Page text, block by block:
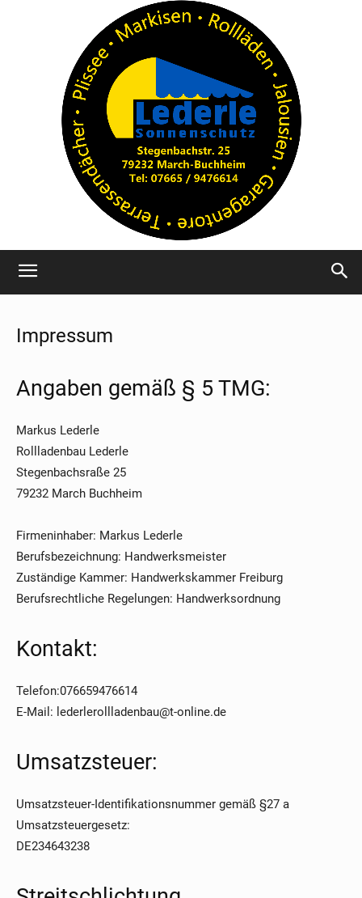
Impressum
Angaben gemäß § 5 TMG:
Markus Lederle
Rollladenbau Lederle
Stegenbachsraße 25
79232 March Buchheim
Firmeninhaber: Markus Lederle
Berufsbezeichnung: Handwerksmeister
Zuständige Kammer: Handwerkskammer Freiburg
Berufsrechtliche Regelungen: Handwerksordnung
Kontakt:
Telefon:076659476614
E-Mail: lederlerollladenbau@t-online.de
Umsatzsteuer:
Umsatzsteuer-Identifikationsnummer gemäß §27 a
Umsatzsteuergesetz:
DE234643238